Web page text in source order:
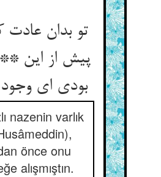
تو بدان عادت
پیش از این
بودی ای وجود
nazenin varlık
önce onu
alışmıştın.